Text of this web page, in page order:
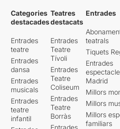
Categories
destacades
Entrades
teatre
Entrades
dansa
Entrades
musicals
Entrades
teatre
infantil
Teatres
destacats
Entrades
Teatre
Tívoli
Entrades
Teatre
Coliseum
Entrades
Teatre
Borràs
Entrades
Entrades
teatrals
Tiquets
Entrades
Madrid
Millors
Millors
Millors
familiars